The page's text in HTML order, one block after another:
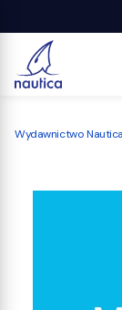
Wydawnictwo Nautica